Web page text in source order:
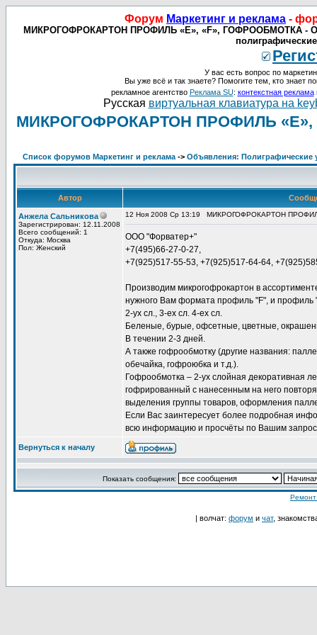
Форум Маркетинг и реклама -
МИКРОГОФРОКАРТОН ПРОФИЛЬ «Е», «F», ГОФРООБМОТКА -
У вас есть вопрос по
Вы уже всё и так знаете? Помогите тем, кто знает
рекламное агентство Реклама SU: контекстная реклама
Русская виртуальная клавиатура на
МИКРОГОФРОКАРТОН ПРОФИЛЬ «Е»,
Список форумов Маркетинг и реклама -> Объявления: Полиграфические
Автор
Анжела Сальникова
Зарегистрирован: 12.11.2008
Всего сообщений: 1
Откуда: Москва
Пол: Женский
12 Ноя 2008 Ср 13:19 МИКРОГОФРОКАРТОН
ООО "Форватер+"
+7(495)66-27-0-27,
+7(925)517-55-53, +7(925)517-64-64,
Производим микрогофрокартон в
нужного Вам формата профиль "F", и профиль
2-ух сл., 3-ех сл. 4-ех сл.
Беленые, бурые, офсетные, цветные,
В течении 2-3 дней.
А также гофрообмотку (другие названия:
обечайка, гофроюбка и т.д.).
Гофрообмотка – 2-ух слойная декоративная
гофрированный с нанесенным на него
выделения группы товаров, оформления
Если Вас заинтересует более подробная
всю информацию и просчёты по Вашим
Вернуться к началу
Показать сообщения:
Ремонт
| волчат: форум и чат,